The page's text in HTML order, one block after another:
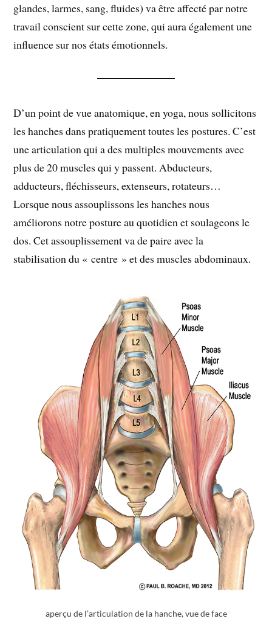
glandes, larmes, sang, fluides) va être affecté par notre
travail conscient sur cette zone, qui aura également une
influence sur nos états émotionnels.
D’un point de vue anatomique, en yoga, nous sollicitons
les hanches dans pratiquement toutes les postures. C’est
une articulation qui a des multiples mouvements avec
plus de 20 muscles qui y passent. Abducteurs,
adducteurs, fléchisseurs, extenseurs, rotateurs…
Lorsque nous assouplissons les hanches nous
améliorons notre posture au quotidien et soulageons le
dos. Cet assouplissement va de paire avec la
stabilisation du « centre » et des muscles abdominaux.
aperçu de l’articulation de la hanche, vue de face